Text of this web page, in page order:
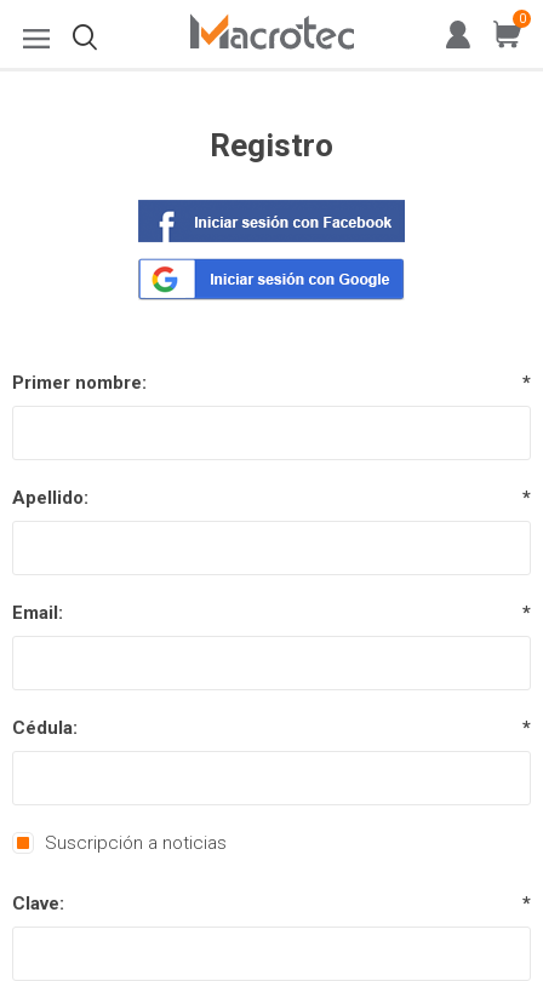
0
Registro
Primer nombre: *
Apellido: *
Email: *
Cédula: *
Suscripción a noticias
Clave: *